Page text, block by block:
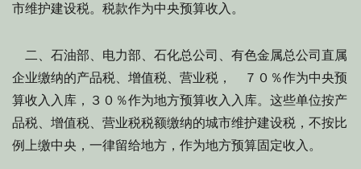
市维护建设税。税款作为中央预算收入。
二、石油部、电力部、石化总公司、有色金属总公司直属
企业缴纳的产品税、增值税、营业税， ７０％作为中央预
算收入入库，３０％作为地方预算收入入库。这些单位按产
品税、增值税、营业税税额缴纳的城市维护建设税，不按比
例上缴中央，一律留给地方，作为地方预算固定收入。